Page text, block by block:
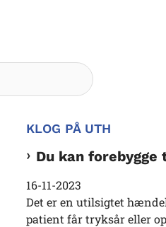
KLOG PÅ UTH
Du kan forebygge
16-11-2023
Det er en utilsigtet
patient får tryksår eller